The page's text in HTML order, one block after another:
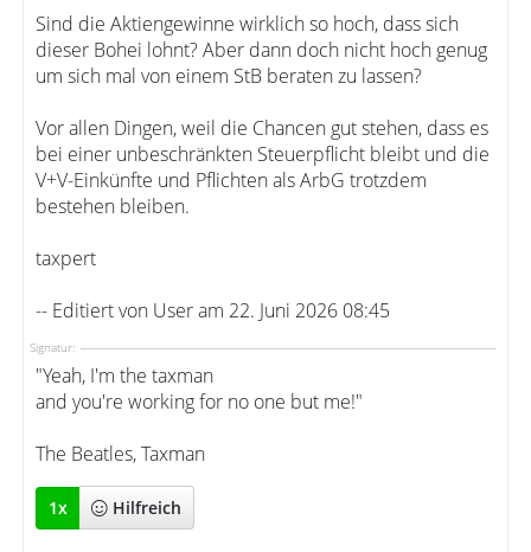
Sind die Aktiengewinne wirklich so hoch, dass sich
dieser Bohei lohnt? Aber dann doch nicht hoch genug
um sich mal von einem StB beraten zu lassen?
Vor allen Dingen, weil die Chancen gut stehen, dass es
bei einer unbeschränkten Steuerpflicht bleibt und die
V+V-Einkünfte und Pflichten als ArbG trotzdem
bestehen bleiben.
taxpert
-- Editiert von User am 22. Juni 2026 08:45
Signatur:
"Yeah, I'm the taxman
and you're working for no one but me!"
The Beatles, Taxman
1x Hilfreich